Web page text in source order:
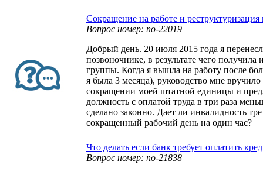
Сокращение на работе и реструктуризация
Вопрос номер: no-22019
Добрый день. 20 июля 2015 года я
позвоночнике, в результате чего получила
группы. Когда я вышла на работу после
я была 3 месяца), руководство мне
сокращении моей штатной единицы и
должность с оплатой труда в три раза
сделано законно. Дает ли инвалидность
сокращенный рабочий день на один час?
Что делать если банк требует оплатить
Вопрос номер: no-21838